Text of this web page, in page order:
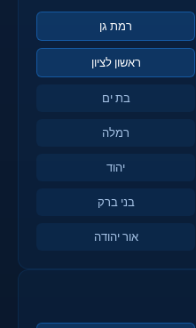
רמת גן
ראשון לציון
בת ים
רמלה
יהוד
בני ברק
אור יהודה